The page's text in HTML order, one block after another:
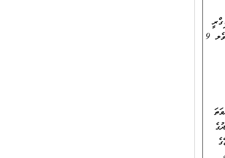
ބެޗްލަރސް ޑިގްރީ
އެއް ހާޞިލްކޮށްފައިވުމާއެކު، ތަޢުލީމީ/ ކިޔަވައިދިނުމުގެ ދާއިރާއިން ދިވެހިރާއްޖޭގެ ޤައުމީ ސަނަދުގެ އޮނިގަނޑު ލެވެލ 9
ދިވެހިރާއްޖޭގެ ޤައުމީ ސަނަދުގެ އޮނިގަނޑު ލެވެލް 7 ނުވަތަ